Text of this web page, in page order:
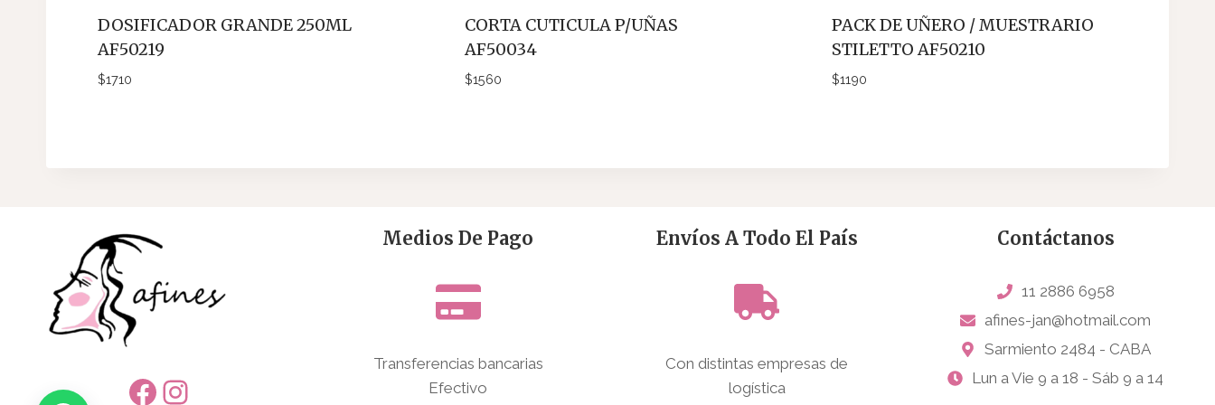
DOSIFICADOR GRANDE 250ML
AF50219
$1710
CORTA CUTICULA P/UÑAS
AF50034
$1560
PACK DE UÑERO / MUESTRARIO
STILETTO AF50210
$1190
Facebook
Instagram
Medios De Pago
Transferencias bancarias
Efectivo
Envíos A Todo El País
Con distintas empresas de
logística
Contáctanos
11 2886 6958
afines-jan@hotmail.com
Sarmiento 2484 - CABA
Lun a Vie 9 a 18 - Sáb 9 a 14